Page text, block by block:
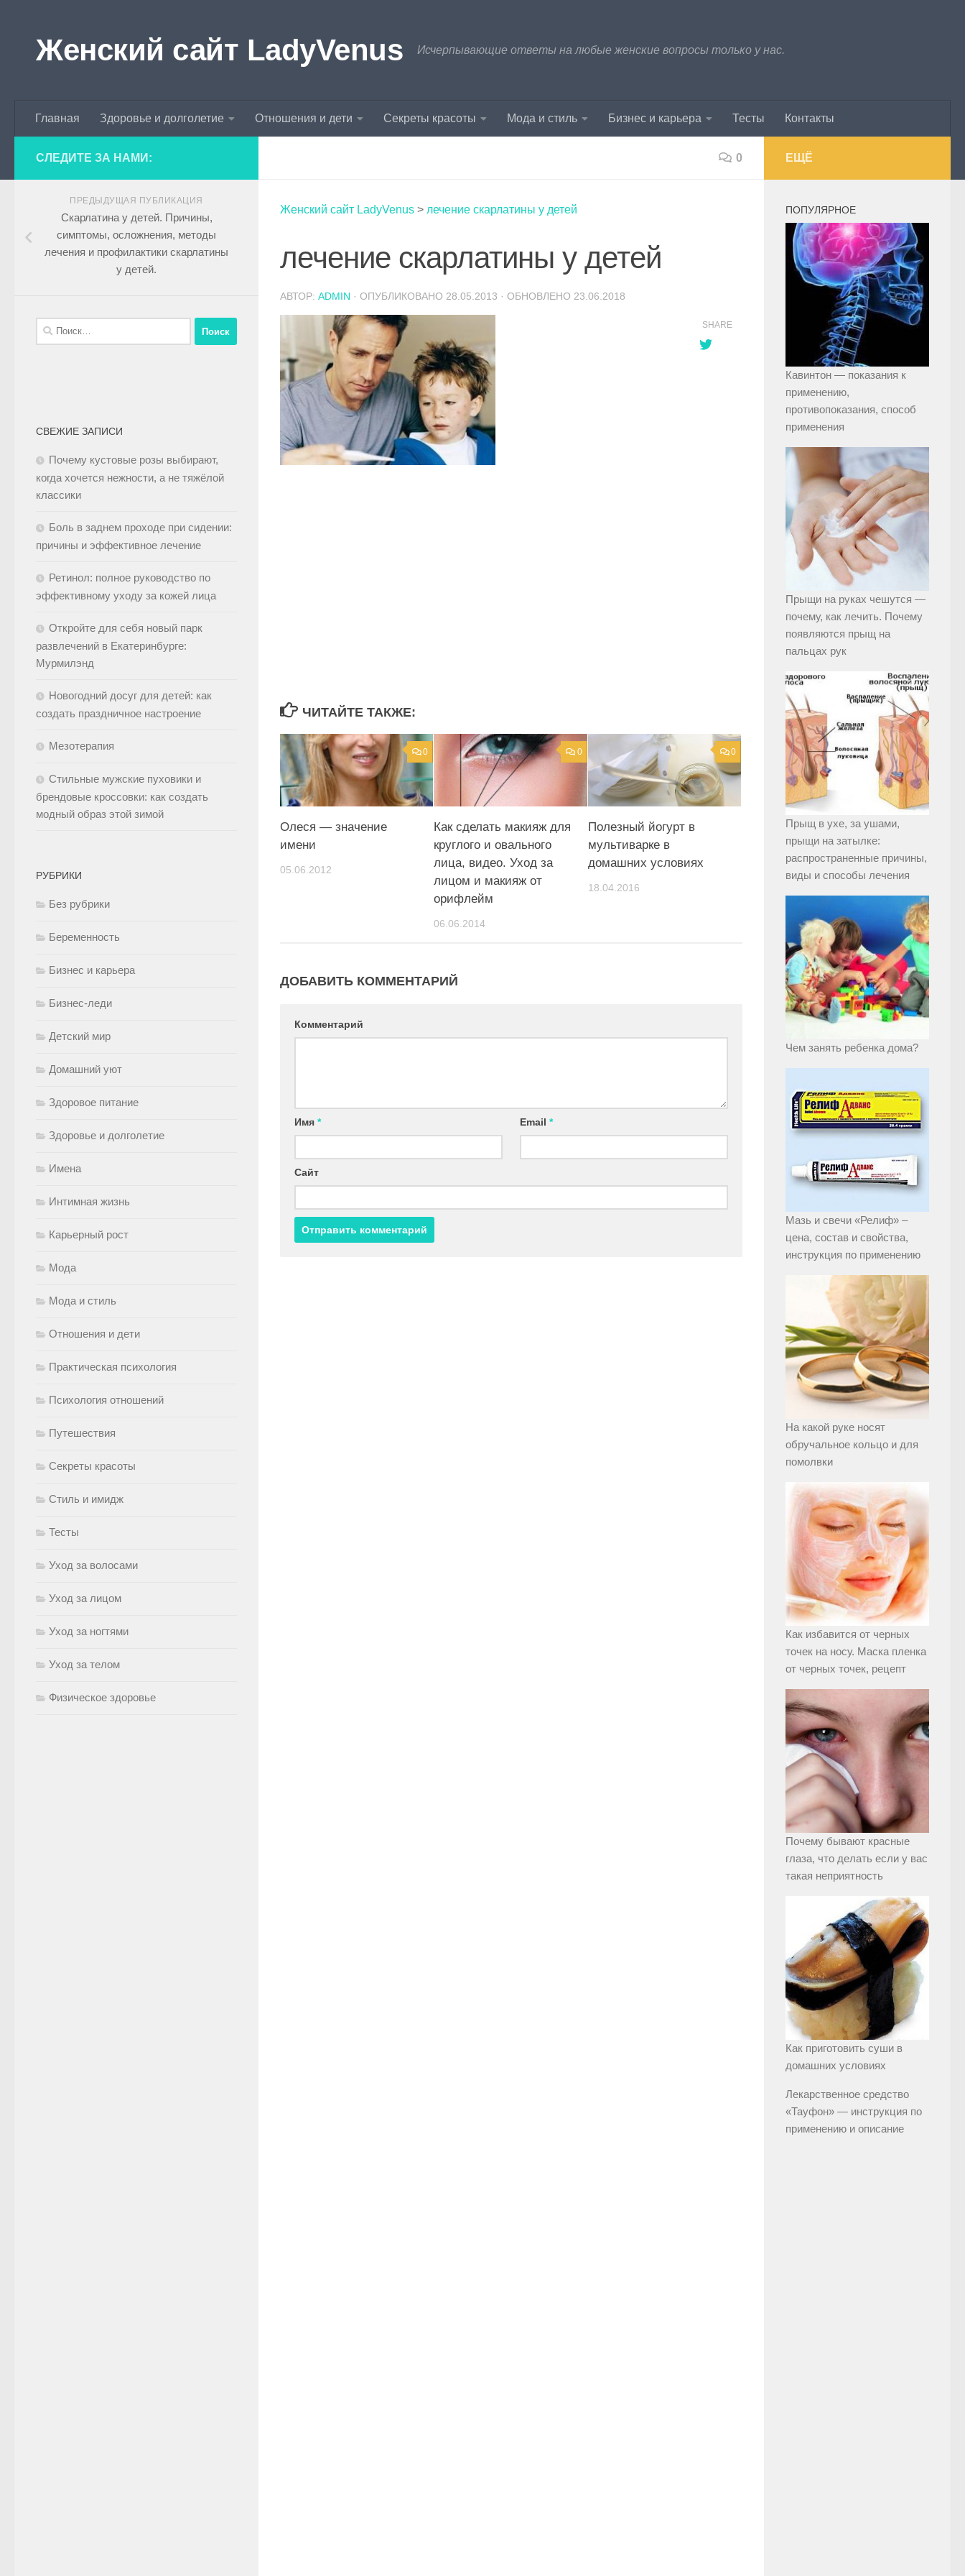
Женский сайт LadyVenus Исчерпывающие ответы на любые женские вопросы только у нас.
Главная Здоровье и долголетие Отношения и дети Секреты красоты Мода и стиль Бизнес и карьера Тесты Контакты
0
Женский сайт LadyVenus > лечение скарлатины у детей
лечение скарлатины у детей
АВТОР: ADMIN · ОПУБЛИКОВАНО 28.05.2013 · ОБНОВЛЕНО 23.06.2018
SHARE
ЧИТАЙТЕ ТАКЖЕ:
0
Олеся — значение
имени
05.06.2012
0
Как сделать макияж для
круглого и овального
лица, видео. Уход за
лицом и макияж от
орифлейм
06.06.2014
0
Полезный йогурт в
мультиварке в
домашних условиях
18.04.2016
ДОБАВИТЬ КОММЕНТАРИЙ
Комментарий
Имя * Email*
Сайт
СЛЕДИТЕ ЗА НАМИ:
ПРЕДЫДУЩАЯ ПУБЛИКАЦИЯ
Скарлатина у детей. Причины,
симптомы, осложнения, методы
лечения и профилактики скарлатины
у детей.
СВЕЖИЕ ЗАПИСИ
Почему кустовые розы выбирают,
когда хочется нежности, а не тяжёлой
классики
Боль в заднем проходе при сидении:
причины и эффективное лечение
Ретинол: полное руководство по
эффективному уходу за кожей лица
Откройте для себя новый парк
развлечений в Екатеринбурге:
Мурмилэнд
Новогодний досуг для детей: как
создать праздничное настроение
Мезотерапия
Стильные мужские пуховики и
брендовые кроссовки: как создать
модный образ этой зимой
РУБРИКИ
Без рубрики
Беременность
Бизнес и карьера
Бизнес-леди
Детский мир
Домашний уют
Здоровое питание
Здоровье и долголетие
Имена
Интимная жизнь
Карьерный рост
Мода
Мода и стиль
Отношения и дети
Практическая психология
Психология отношений
Путешествия
Секреты красоты
Стиль и имидж
Тесты
Уход за волосами
Уход за лицом
Уход за ногтями
Уход за телом
Физическое здоровье
ЕЩЁ
ПОПУЛЯРНОЕ
Кавинтон — показания к
применению,
противопоказания, способ
применения
Прыщи на руках чешутся —
почему, как лечить. Почему
появляются прыщ на
пальцах рук
Прыщ в ухе, за ушами,
прыщи на затылке:
распространенные причины,
виды и способы лечения
Чем занять ребенка дома?
Мазь и свечи «Релиф» –
цена, состав и свойства,
инструкция по применению
На какой руке носят
обручальное кольцо и для
помолвки
Как избавится от черных
точек на носу. Маска пленка
от черных точек, рецепт
Почему бывают красные
глаза, что делать если у вас
такая неприятность
Как приготовить суши в
домашних условиях
Лекарственное средство
«Тауфон» — инструкция по
применению и описание